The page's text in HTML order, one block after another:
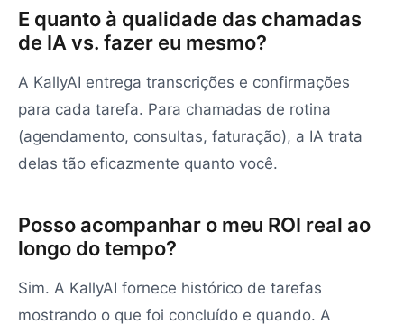
E quanto à qualidade das chamadas
de IA vs. fazer eu mesmo?
A KallyAI entrega transcrições e confirmações
para cada tarefa. Para chamadas de rotina
(agendamento, consultas, faturação), a IA trata
delas tão eficazmente quanto você.
Posso acompanhar o meu ROI real ao
longo do tempo?
Sim. A KallyAI fornece histórico de tarefas
mostrando o que foi concluído e quando. A